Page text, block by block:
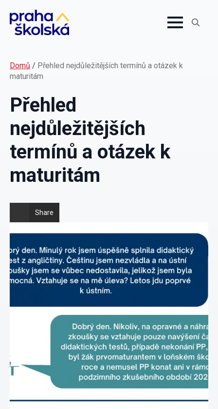
Domů / Přehled nejdůležitějších termínů a otázek k
maturitám
Přehled
nejdůležitějších
termínů a otázek k
maturitám
Share